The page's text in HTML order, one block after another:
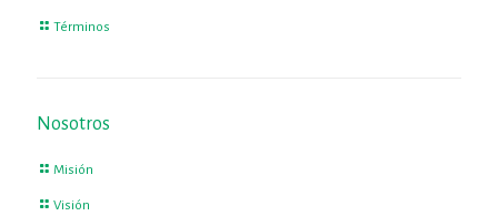
Términos
Nosotros
Misión
Visión